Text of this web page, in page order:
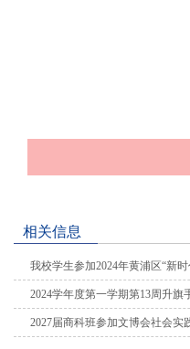
相关信息
我校学生参加2024年黄浦区“新
2024学年度第一学期第13周升旗
2027届商科班参加文博会社会实